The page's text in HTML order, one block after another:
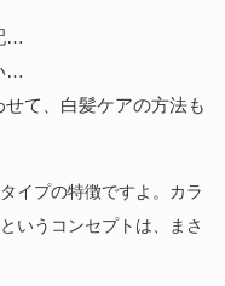
…
…
て、白髪ケアの方法も
イプの特徴ですよ。カラ
というコンセプトは、まさ